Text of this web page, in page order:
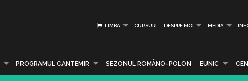
LIMBA CURSURI DESPRE NOI MEDIA
PROGRAMUL CANTEMIR SEZONUL ROMÂNO-POLON EUNIC